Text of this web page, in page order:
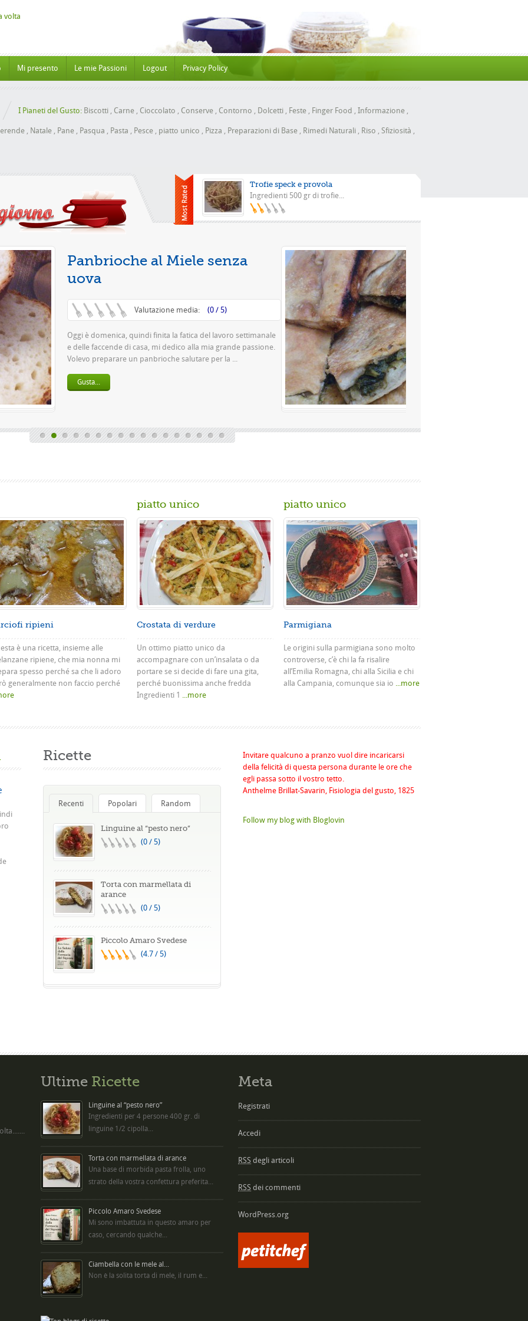
Mi presento Le mie Passioni Logout Privacy Policy
I Pianeti del Gusto: Biscotti , Carne , Cioccolato , Conserve , Contorno , Dolcetti , Feste , Finger Food , Informazione ,
, Natale , Pane , Pasqua , Pasta , Pesce , piatto unico , Pizza , Preparazioni di Base , Rimedi Naturali , Riso , Sfiziosità ,
Trofie speck e provola
Ingredienti 500 gr di trofie...
Pizza con la scarola
Valutazione media: (0 / 5)
Questa è una pizza famosissima a Napoli Ingredienti Per la
pasta 500 g di farina rimacinata a pietra 0 10 g di lievito di
Gusta...
ripieni
è una ricetta, insieme alle
ripiene, che mia nonna mi
spesso perché sa che li adoro
generalmente non faccio perché
piatto unico
Crostata di verdure
Un ottimo piatto unico da
accompagnare con un’insalata o da
portare se si decide di fare una gita,
perché buonissima anche fredda
Ingredienti 1 ...more
piatto unico
Parmigiana
Le origini sulla parmigiana sono molto
controverse, c’è chi la fa risalire
all’Emilia Romagna, chi alla Sicilia e chi
alla Campania, comunque sia io ...more
Ricette
Recenti Popolari Random
Linguine al “pesto nero”
(0 / 5)
Torta con marmellata di
arance
(0 / 5)
Piccolo Amaro Svedese
(4.7 / 5)
Invitare qualcuno a pranzo vuol dire incaricarsi
della felicità di questa persona durante le ore che
egli passa sotto il vostro tetto.
Anthelme Brillat-Savarin, Fisiologia del gusto, 1825
Follow my blog with Bloglovin
Ultime Ricette
Linguine al “pesto nero”
Ingredienti per 4 persone 400 gr. di
linguine 1/2 cipolla...
Torta con marmellata di arance
Una base di morbida pasta frolla, uno
strato della vostra confettura preferita...
Piccolo Amaro Svedese
Mi sono imbattuta in questo amaro per
caso, cercando qualche...
Ciambella con le mele al...
Non è la solita torta di mele, il rum e...
Meta
Registrati
Accedi
RSS degli articoli
RSS dei commenti
WordPress.org